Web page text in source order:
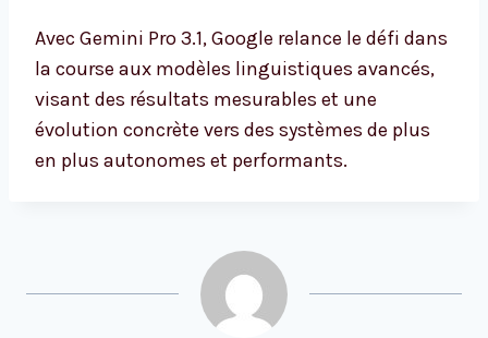
Avec Gemini Pro 3.1, Google relance le défi dans
la course aux modèles linguistiques avancés,
visant des résultats mesurables et une
évolution concrète vers des systèmes de plus
en plus autonomes et performants.